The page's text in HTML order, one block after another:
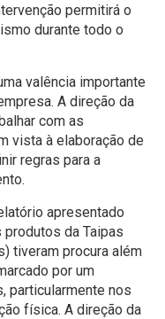
permitirá o
durante todo o
valência importante
A direção da
com as
vista à elaboração de
regras para a
apresentado
da Taipas
tiveram procura além
por um
particularmente nos
física. A direção da